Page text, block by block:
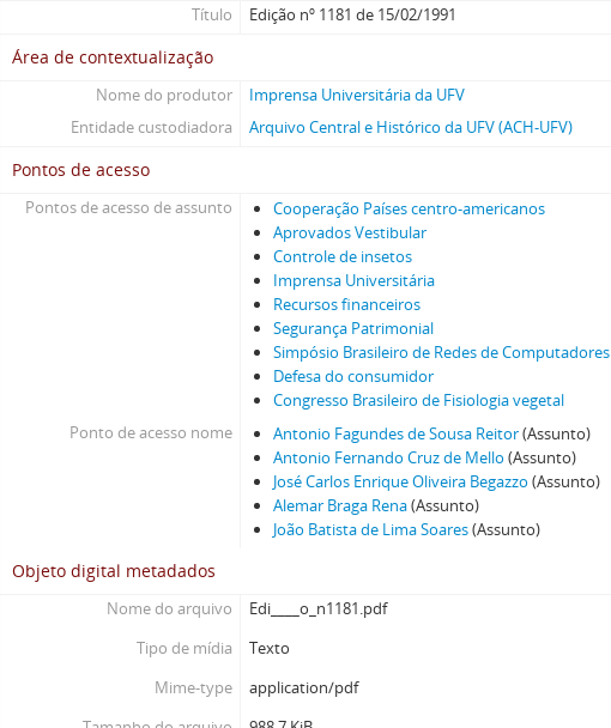
Título Edição nº 1181 de 15/02/1991
Área de contextualização
Nome do produtor
Imprensa Universitária da UFV
Entidade custodiadora
Arquivo Central e Histórico da UFV (ACH-UFV)
Pontos de acesso
Pontos de acesso de assunto
Cooperação Países centro-americanos
Aprovados Vestibular
Controle de insetos
Imprensa Universitária
Recursos financeiros
Segurança Patrimonial
Simpósio Brasileiro de Redes de Computadores
Defesa do consumidor
Congresso Brasileiro de Fisiologia vegetal
Ponto de acesso nome
Antonio Fagundes de Sousa Reitor(Assunto)
Antonio Fernando Cruz de Mello (Assunto)
José Carlos Enrique Oliveira Begazzo (Assunto)
Alemar Braga Rena(Assunto)
João Batista de Lima Soares(Assunto)
Objeto digital metadados
Nome do arquivo
Edi____o_n1181.pdf
Tipo de mídia
Texto
Mime-type
application/pdf